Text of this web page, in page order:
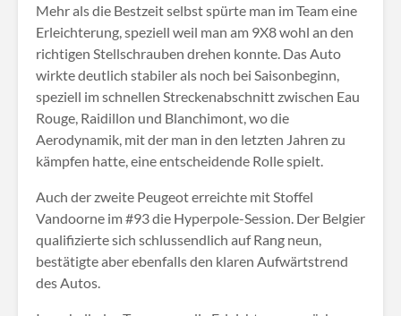
Mehr als die Bestzeit selbst spürte man im Team eine
Erleichterung, speziell weil man am 9X8 wohl an den
richtigen Stellschrauben drehen konnte. Das Auto
wirkte deutlich stabiler als noch bei Saisonbeginn,
speziell im schnellen Streckenabschnitt zwischen Eau
Rouge, Raidillon und Blanchimont, wo die
Aerodynamik, mit der man in den letzten Jahren zu
kämpfen hatte, eine entscheidende Rolle spielt.
Auch der zweite Peugeot erreichte mit Stoffel
Vandoorne im #93 die Hyperpole-Session. Der Belgier
qualifizierte sich schlussendlich auf Rang neun,
bestätigte aber ebenfalls den klaren Aufwärtstrend
des Autos.